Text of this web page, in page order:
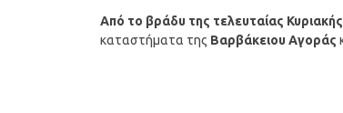
Από το βράδυ της τελευταίας
καταστήματα της Βαρβάκειου Αγοράς